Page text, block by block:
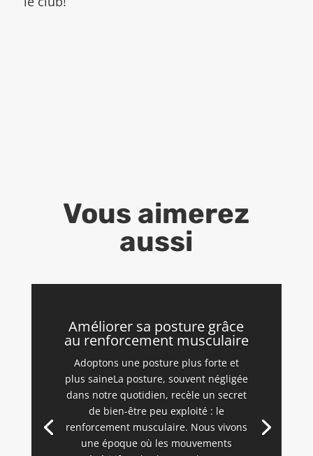
Vous aimerez
aussi
Améliorer sa posture grâce
au renforcement musculaire
Adoptons une posture plus forte et
plus saineLa posture, souvent négligée
dans notre quotidien, recèle un secret
de bien-être peu exploité : le
renforcement musculaire. Nous vivons
une époque où les mouvements